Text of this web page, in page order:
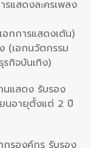
รแสดงละครเพลง
อกการแสดงเต้น)
(เอกนวัตกรรม
รกิจบันเทิง)
นแสดง รับรอง
ยนอายุตั้งแต่ 2 ปี